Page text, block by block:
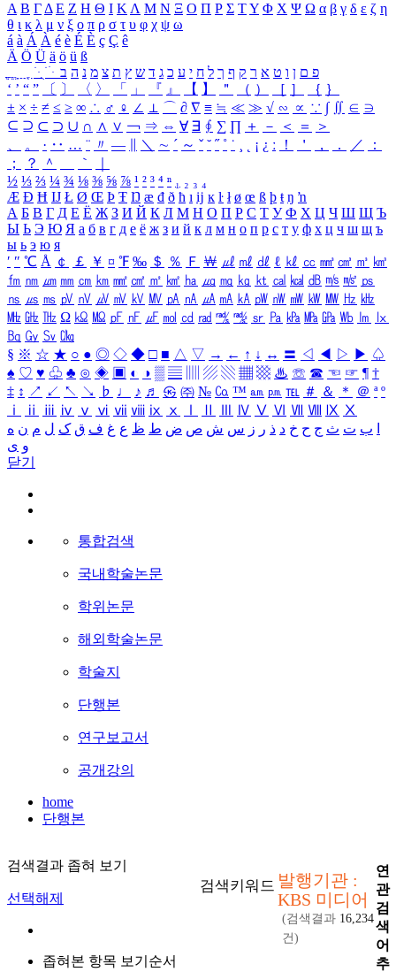
Α Β ΓΔ Ε Ζ Η Θ Ι ΚΛ Μ Ν Ξ Ο Π Ρ Σ ΤΥ Φ Χ Ψ Ω α β γ δ ε ζ η
θ ι κ λ μ ν ξ ο π ρ σ τ υ φ χ ψ ω
á à Á À é è É È ç Ç ê
Ä Ö Ü ä ö ü ß
ִֶֹ ֻּ ׁׂ פ ם ן ו ט א ר ק ף ך ל ח י ע כ ג ד ש ץ ת צ מ נ ה ב
‘ ’ “ ” 〔 〕 〈 〉 「 」 『 』 【 】 ＂ （ ） ［ ］ ｛ ｝
± × ÷ ≠ ≤ ≥ ∞ ∴ ♂ ♀ ∠ ⊥ ⌒ ∂ ∇ ≡ ≒ ≪ ≫ √ ∽ ∝ ∵ ∫ ∬ ∈ ∋
⊆ ⊇ ⊂ ⊃ ∪ ∩ ∧ ∨ ￢ ⇒ ⇔ ∀ ∃ ∮ ∑ ∏ ＋ － ＜ ＝
＞
、
。 · ‥ … ¨ 〃 ― ＼ ∼ ´ ～ ˇ ˘ ˝ ˚ ˙ ¸ ¡ ¿ ː ！ ＇ ， ． ／
：
；
？ ＾ ｀
½ ⅓ ⅔ ¼ ¾ ⅛ ⅜ ⅝ ⅞ ¹ ² ³ ⁴ ⁿ ₁ ₂ ₃ ₄
Æ Ð Ħ Ĳ Ł Ø Œ Þ Ŧ Ŋ æ đ ð ħ ı ĳ ĸ ŀ ł ø œ ß þ ŧ ŋ ŉ
А Б В Г Д Е Ё Ж З И Й К Л М Н О П Р С Т У Ф Х Ц Ч Ш Щ Ъ
Ы Ь Э Ю Я а б в г д е ё ж з и й к л м н о п р с т у ф х ц ч ш щ ъ
ы ь э ю я
′ ″ ℃ Å ￠ ￡ ￥ ¤ ℉ ‰ ＄ ％ Ｆ ￦ ㎕ ㎖ ㎗ ℓ ㎘ ㏄ ㎣ ㎤ ㎥ ㎦
㎙ ㎚ ㎛ ㎜ ㎝ ㎞ ㎟ ㎠ ㎡ ㎢ ㏊ ㎍ ㎎ ㎏ ㏏ ㎈ ㎉ ㏈ ㎧ ㎨ ㎰
㎱ ㎲ ㎳ ㎴ ㎵ ㎶ ㎷ ㎸ ㎹ ㎀ ㎁ ㎂ ㎃ ㎄ ㎺ ㎻ ㎽ ㎾ ㎿ ㎐ ㎑
㎒ ㎓ ㎔ Ω ㏀ ㏁ ㎊ ㎋ ㎌ ㏖ ㏅ ㎭ ㎮ ㎯ ㏛ ㎩ ㎪ ㎫ ㎬ ㏝ ㏐
㏓
㏃ ㏉ ㏜ ㏆
§ ※ ☆ ★ ○ ● ◎ ◇ ◆ □ ■ △ ▽ → ← ↑ ↓ ↔ 〓 ◁ ◀ ▷ ▶ ♤
♠ ♡ ♥ ♧ ♣ ⊙ ◈ ▣ ◐ ◑ ▒ ▤ ▨ ▧ ▦ ▩ ♨ ☏ ☎ ☜ ☞ ¶ †
‡ ↕ ↗ ↙ ↖ ↘ ♭ ♩ ♪ ♬ ㉿ ㈜ № ㏇ ™ ㏂ ㏘ ℡ ＃ ＆ ＊ ＠ ª º
ⅰ
ⅱ ⅲ ⅳ ⅴ ⅵ ⅶ ⅷ ⅸ ⅹ Ⅳ Ⅴ Ⅵ Ⅶ Ⅷ Ⅸ Ⅹ
ب ت ث ج ح خ د ذ ر ز س ش ص ض ط ظ ع غ ف ق ک ل م ن ه
و ی
닫기
통합검색
국내학술논문
학위논문
해외학술논문
학술지
단행본
연구보고서
공개강의
home
단행본
검색결과 좁혀 보기
선택해제
좁혀본 항목 보기순서
검색키워드 발행기관 :
KBS 미디어
(검색결과 16,234
건)
연
관
검
색
어
추